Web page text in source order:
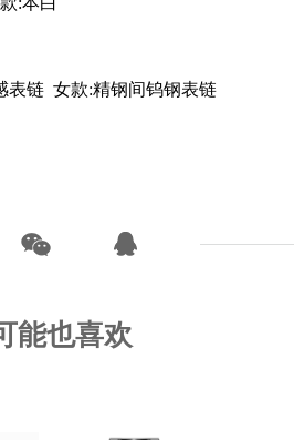
表链 女款:精钢间钨钢表链
能也喜欢